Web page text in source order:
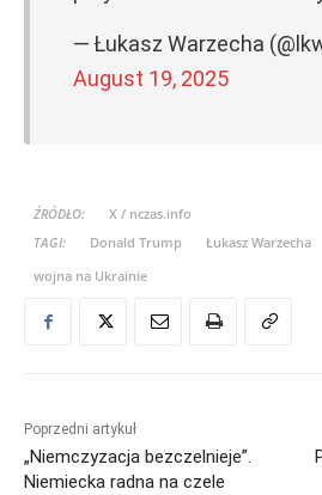
— Łukasz Warzecha
August 19, 2025
ŹRÓDŁO:
X / nczas.info
TAGI:
Donald Trump Łukasz Warzecha
wojna na Ukrainie
Poprzedni artykuł
„Niemczyzacja bezczelnieje”.
Niemiecka radna na czele